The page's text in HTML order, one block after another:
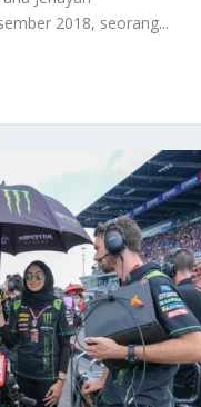
2018, seorang...